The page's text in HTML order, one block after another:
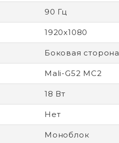
90 Гц
1920x1080
Боковая сторона
Mali-G52 MC2
18 Вт
Нет
Моноблок